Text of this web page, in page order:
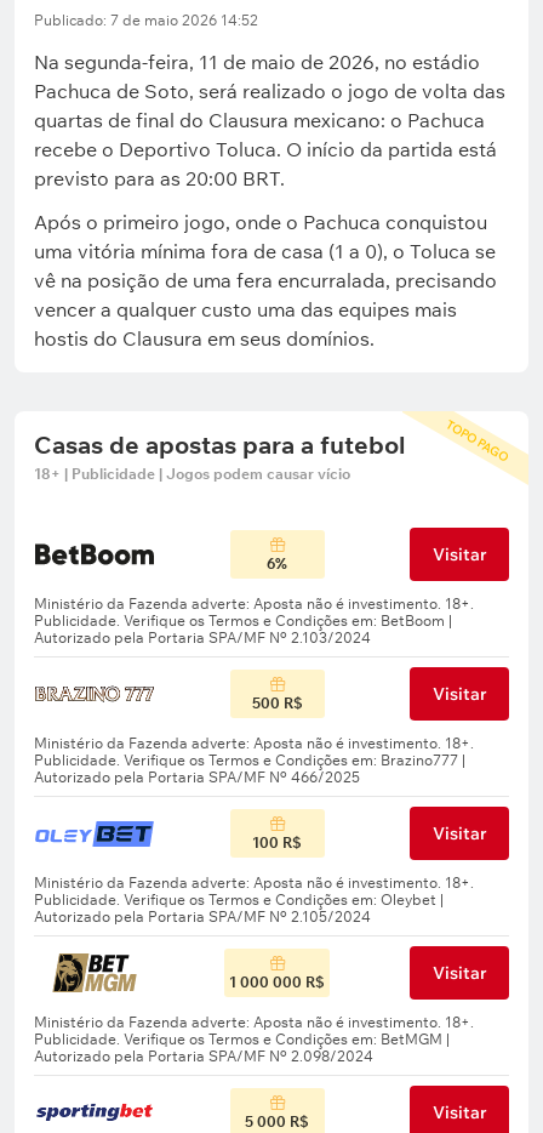
Publicado: 7 de maio 2026 14:52
Na segunda-feira, 11 de maio de 2026, no estádio
Pachuca de Soto, será realizado o jogo de volta das
quartas de final do Clausura mexicano: o Pachuca
recebe o Deportivo Toluca. O início da partida está
previsto para as 20:00 BRT.
Após o primeiro jogo, onde o Pachuca conquistou
uma vitória mínima fora de casa (1 a 0), o Toluca se
vê na posição de uma fera encurralada, precisando
vencer a qualquer custo uma das equipes mais
hostis do Clausura em seus domínios.
TOPO PAGO
Casas de apostas para a futebol
18+ | Publicidade | Jogos podem causar vício
6% Visitar
500 R$ Visitar
100 R$ Visitar
1 000 000 R$ Visitar
5 000 R$ Visitar